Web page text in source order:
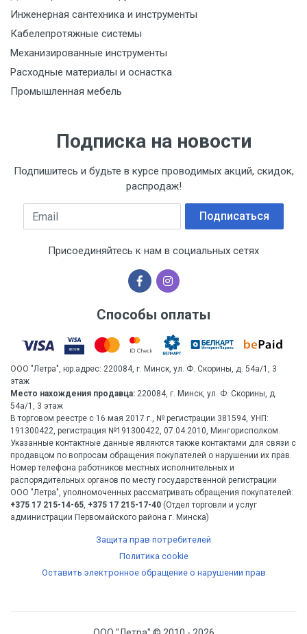
Инженерная сантехника и инструменты
Кабелепротяжные системы
Механизированные инструменты
Расходные материалы и оснастка
Промышленная мебель
Подписка на новости
Подпишитесь и будьте в курсе проводимых акций, скидок,
распродаж!
Email Подписаться
Присоединяйтесь к нам в социальных сетях
Способы оплаты
ООО "Летра", юр.адрес: 220084, г. Минск, ул. Ф. Скорины, д. 54а/1, 3
этаж
Место нахождения продавца: 220084, г. Минск, ул. Ф. Скорины, д.
54а/1, 3 этаж
В торговом реестре с 16 мая 2017 г., № регистрации 381594, УНП:
191300422, регистрация №191300422, 07.04.2010, Мингорисполком.
Указанные контактные данные являются также контактами для связи с
продавцом по вопросам обращения покупателей о нарушении их прав.
Номер телефона работников местных исполнительных и
распорядительных органов по месту государственной регистрации
ООО "Летра", уполномоченных рассматривать обращения покупателей:
+375 17 215-14-65, +375 17 215-17-40 (Отдел торговли и услуг
администрации Первомайского района г. Минска)
Защита прав потребителей
Политика cookie
Оставить электронное обращение о нарушении прав